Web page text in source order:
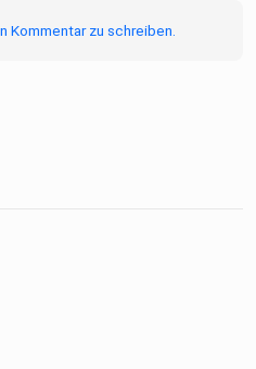
Kommentar zu schreiben.